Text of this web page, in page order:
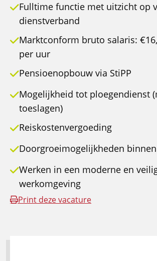
Fulltime functie met uitzicht op
dienstverband
Marktconform bruto salaris:
per uur
Pensioenopbouw via StiPP
Mogelijkheid tot ploegendienst
toeslagen)
Reiskostenvergoeding
Doorgroeimogelijkheden
Werken in een moderne en
werkomgeving
Print deze vacature